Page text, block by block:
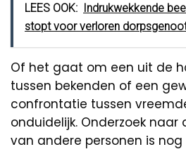
LEES OOK: Indrukwekkende
stopt voor verloren
Of het gaat om een uit de
tussen bekenden of een
confrontatie tussen
onduidelijk. Onderzoek naar
van andere personen is